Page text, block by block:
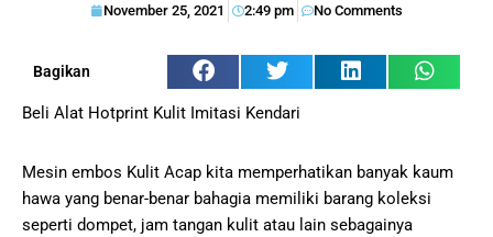
November 25, 2021 2:49 pm No Comments
Bagikan
Beli Alat Hotprint Kulit Imitasi Kendari
Mesin embos Kulit Acap kita memperhatikan banyak kaum
hawa yang benar-benar bahagia memiliki barang koleksi
seperti dompet, jam tangan kulit atau lain sebagainya